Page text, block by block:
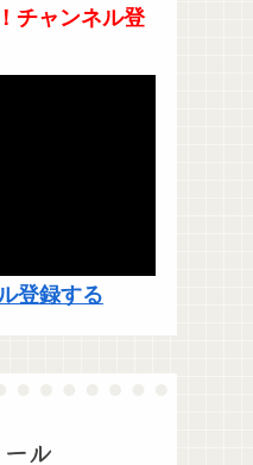
チャンネル登
登録する
ル